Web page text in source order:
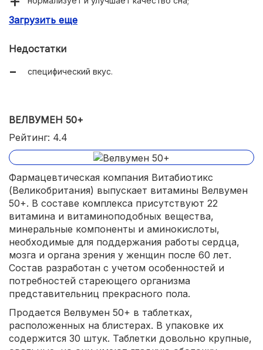
успокаивает нервную систему;
Загрузить еще
Недостатки
специфический вкус.
ВЕЛВУМЕН 50+
Рейтинг: 4.4
Фармацевтическая компания Витабиотикс
(Великобритания) выпускает витамины Велвумен
50+. В составе комплекса присутствуют 22
витамина и витаминоподобных вещества,
минеральные компоненты и аминокислоты,
необходимые для поддержания работы сердца,
мозга и органа зрения у женщин после 60 лет.
Состав разработан с учетом особенностей и
потребностей стареющего организма
представительниц прекрасного пола.
Продается Велвумен 50+ в таблетках,
расположенных на блистерах. В упаковке их
содержится 30 штук. Таблетки довольно крупные,